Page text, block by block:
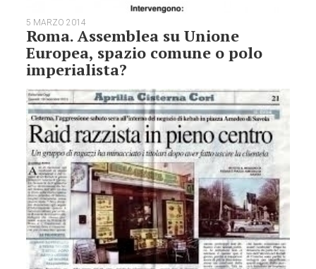
5 MARZO 2014
Roma. Assemblea su Unione
Europea, spazio comune o polo
imperialista?